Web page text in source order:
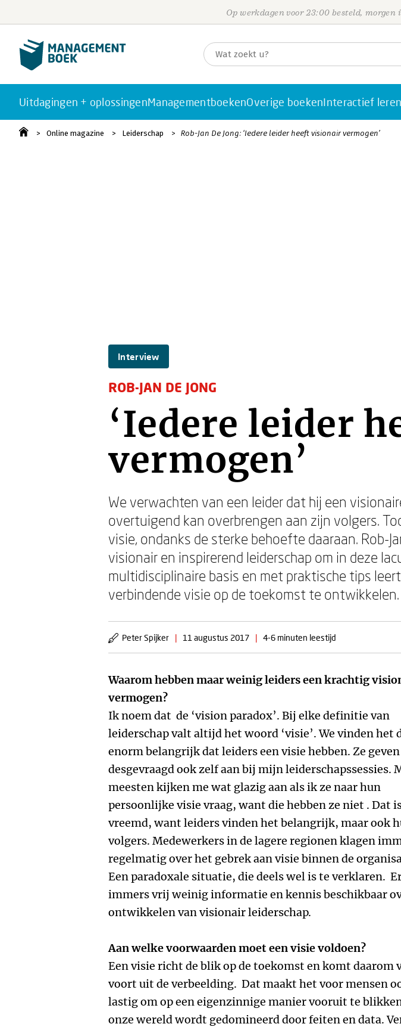
Op werkdagen voor 23:00 besteld, morgen
Uitdagingen + oplossingenManagementboekenOverige boekenInteractief leren
Online magazine Leiderschap Rob-Jan De Jong: ‘Iedere leider heeft visionair vermogen’
Interview
ROB-JAN DE JONG
‘Iedere leider
vermogen’
We verwachten van een leider dat hij een
overtuigend kan overbrengen aan zijn volgers.
visie, ondanks de sterke behoefte daaraan. Rob-
visionair en inspirerend leiderschap om in deze
multidisciplinaire basis en met praktische tips
verbindende visie op de toekomst te ontwikkelen.
Peter Spijker | 11 augustus 2017 | 4-6 minuten leestijd
Waarom hebben maar weinig leiders een krachtig
vermogen?
Ik noem dat de ‘vision paradox’. Bij elke definitie van
leiderschap valt altijd het woord ‘visie’. We vinden het
enorm belangrijk dat leiders een visie hebben. Ze
desgevraagd ook zelf aan bij mijn leiderschapssessies.
meesten kijken me wat glazig aan als ik ze naar hun
persoonlijke visie vraag, want die hebben ze niet . Dat
vreemd, want leiders vinden het belangrijk, maar ook
volgers. Medewerkers in de lagere regionen klagen
regelmatig over het gebrek aan visie binnen de
Een paradoxale situatie, die deels wel is te verklaren.
immers vrij weinig informatie en kennis beschikbaar
ontwikkelen van visionair leiderschap.
Aan welke voorwaarden moet een visie voldoen?
Een visie richt de blik op de toekomst en komt daarom
voort uit de verbeelding. Dat maakt het voor mensen
lastig om op een eigenzinnige manier vooruit te
onze wereld wordt gedomineerd door feiten en data.